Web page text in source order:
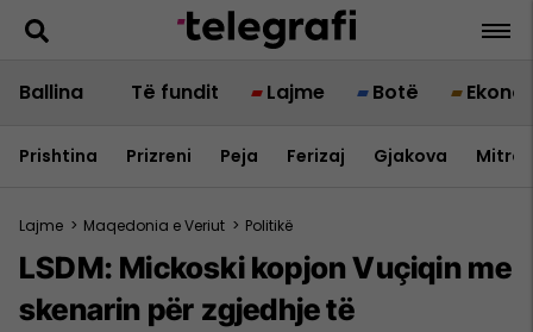
Ballina Të fundit Lajme Botë
Prishtina Prizreni Peja Ferizaj Gjakova
Lajme > Maqedonia e Veriut > Politikë
LSDM: Mickoski kopjon Vuçiqin me
skenarin për zgjedhje të